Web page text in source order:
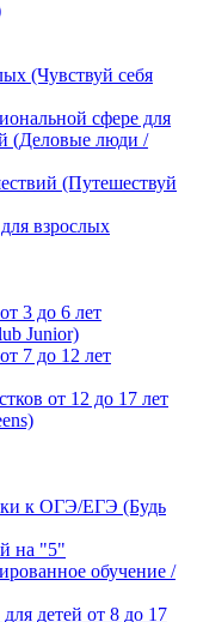
(Чувствуй себя
сфере для
(Деловые люди /
(Путешествуй
взрослых
3 до 6 лет
Junior)
7 до 12 лет
от 12 до 17 лет
к ОГЭ/ЕГЭ (Будь
на "5"
обучение /
детей от 8 до 17